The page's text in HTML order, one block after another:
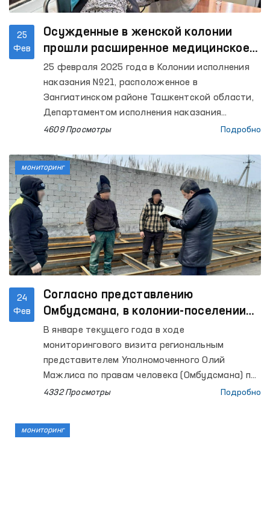
25
Фев
Осужденные в женской колонии
прошли расширенное медицинское
обследование
25 февраля 2025 года в Колонии исполнения
наказания №21, расположенное в
Зангиатинском районе Ташкентской области,
Департаментом исполнения наказания
совместно с Министерством здравоохранения
правам человека (омбудсманом) и Комитетом
по делам семьи и женщин организован
углубленный медицинский осмотр женщин-
осужденных, отбывающих наказание.
4609 Просмотры Подробно
24
Фев
Согласно представлению
Омбудсмана, в колонии-поселении
Сырдарьи условия труда
осужденных улучшены
В январе текущего года в ходе
мониторингового визита региональным
представителем Уполномоченного Олий
Мажлиса по правам человека (Омбудсмана) по
Сырдарьинской области в колонию-поселение
условиям в душевых помещениях для
4332 Просмотры Подробно
мониторинг
мониторинг